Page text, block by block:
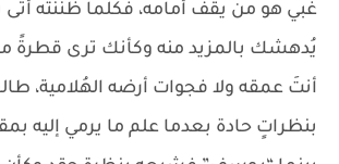
غبي هو من يقف أمامه، فكلما ظننته
يُدهشك بالمزيد منه وكأنك ترى قطرةً
أنتَ عمقه ولا فجوات أرضه الهُلامية،
بنظراتٍ حادة بعدما علم ما يرمي إليه